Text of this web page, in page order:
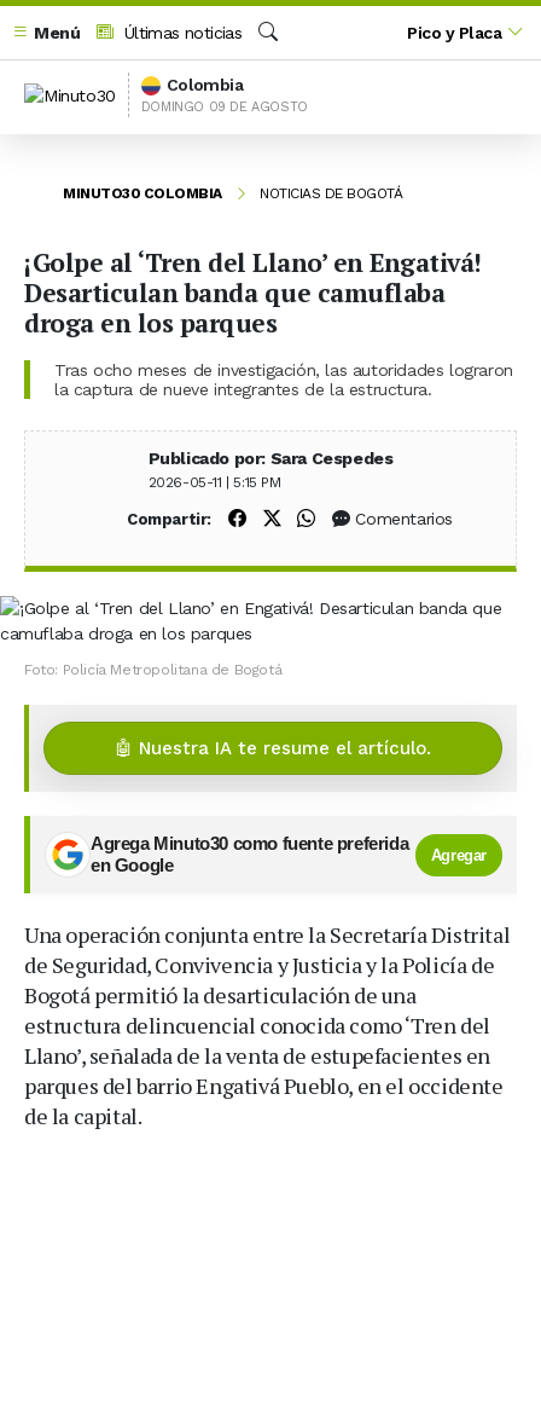
Menú
Últimas noticias
Buscar
Pico y Placa
Colombia
DOMINGO 09 DE AGOSTO
MINUTO30 COLOMBIA NOTICIAS DE BOGOTÁ
¡Golpe al ‘Tren del Llano’ en Engativá!
Desarticulan banda que camuflaba
droga en los parques
Tras ocho meses de investigación, las autoridades lograron
la captura de nueve integrantes de la estructura.
Publicado por: Sara Cespedes
2026-05-11 | 5:15 PM
Compartir: Compartir en Facebook
Compartir en X (Twitter)
Compartir en WhatsApp
Comentarios
Foto: Policía Metropolitana de Bogotá
🤖 Nuestra IA te resume el artículo.
Agrega Minuto30 como fuente preferida
en Google
Agregar
Una operación conjunta entre la Secretaría Distrital
de Seguridad, Convivencia y Justicia y la Policía de
Bogotá permitió la desarticulación de una
estructura delincuencial conocida como ‘Tren del
Llano’, señalada de la venta de estupefacientes en
parques del barrio Engativá Pueblo, en el occidente
de la capital.